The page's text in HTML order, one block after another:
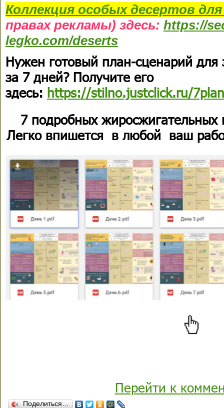
Коллекция особых десертов
правах рекламы) здесь: https://
legko.com/deserts
Нужен готовый план-сценарий для
за 7 дней? Получите его
здесь: https://stilno.justclick.ru/
7 подробных
Легко впишется в любой ваш
Перейти к
Поделиться…